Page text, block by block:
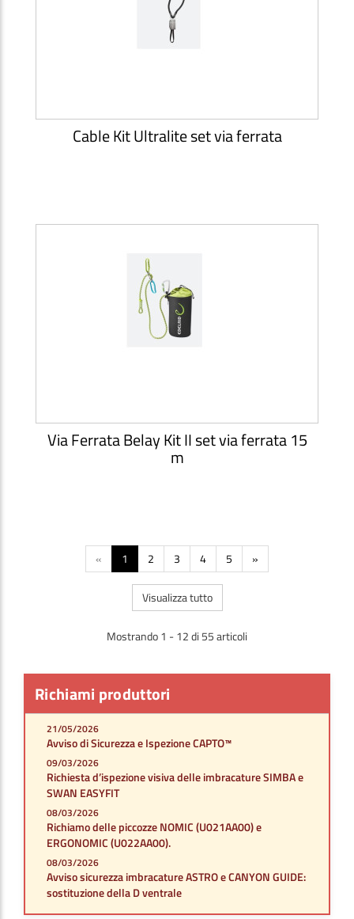
Richiami produttori
21/05/2026
Avviso di Sicurezza e Ispezione CAPTO™
09/03/2026
Richiesta d’ispezione visiva delle imbracature SIMBA e
SWAN EASYFIT
08/03/2026
Richiamo delle piccozze NOMIC (U021AA00) e
ERGONOMIC (U022AA00).
08/03/2026
Avviso sicurezza imbracature ASTRO e CANYON GUIDE:
sostituzione della D ventrale
Cable Kit Ultralite set via ferrata
Via Ferrata Belay Kit II set via ferrata 15
m
« 1 2 3 4 5 »
Visualizza tutto
Mostrando 1 - 12 di 55 articoli